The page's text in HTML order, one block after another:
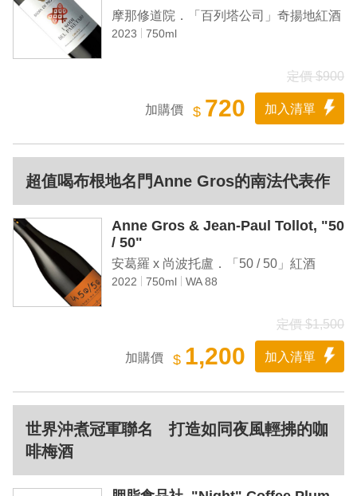
摩那修道院．「百列塔公司」奇揚地紅酒
2023 750ml
定價 $900
$ 720 加入清單
加購價
超值喝布根地名門Anne Gros的南法代表作
Anne Gros & Jean-Paul Tollot, "50
/ 50"
安葛羅 x 尚波托盧．「50 / 50」紅酒
2022 750ml WA 88
定價 $1,500
$ 1,200 加入清單
加購價
世界沖煮冠軍聯名 打造如同夜風輕拂的咖
啡梅酒